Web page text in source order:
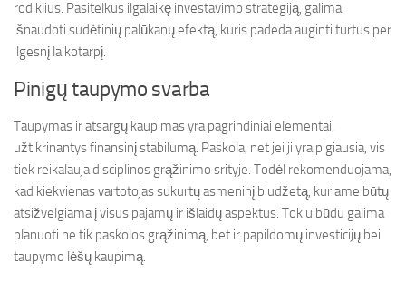
rodiklius. Pasitelkus ilgalaikę investavimo strategiją, galima
išnaudoti sudėtinių palūkanų efektą, kuris padeda auginti turtus per
ilgesnį laikotarpį.
Pinigų taupymo svarba
Taupymas ir atsargų kaupimas yra pagrindiniai elementai,
užtikrinantys finansinį stabilumą. Paskola, net jei ji yra pigiausia, vis
tiek reikalauja disciplinos grąžinimo srityje. Todėl rekomenduojama,
kad kiekvienas vartotojas sukurtų asmeninį biudžetą, kuriame būtų
atsižvelgiama į visus pajamų ir išlaidų aspektus. Tokiu būdu galima
planuoti ne tik paskolos grąžinimą, bet ir papildomų investicijų bei
taupymo lėšų kaupimą.